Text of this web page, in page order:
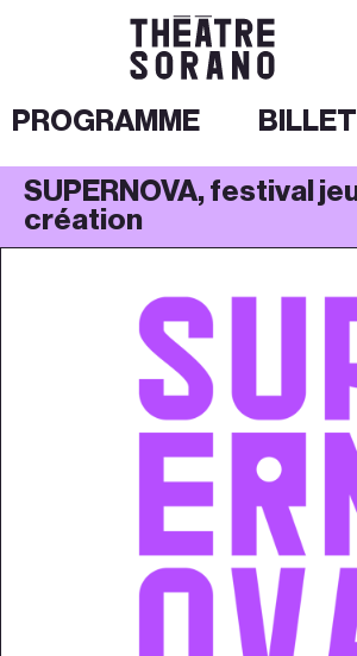
Aller
contenu
PROGRAMME
SUPERNOVA, festival
création